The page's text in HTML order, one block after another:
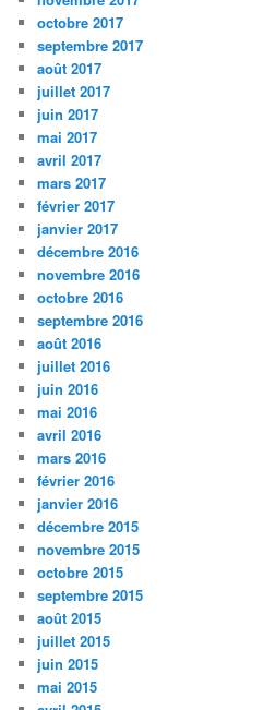
octobre 2017
septembre 2017
août 2017
juillet 2017
juin 2017
mai 2017
avril 2017
mars 2017
février 2017
janvier 2017
décembre 2016
novembre 2016
octobre 2016
septembre 2016
août 2016
juillet 2016
juin 2016
mai 2016
avril 2016
mars 2016
février 2016
janvier 2016
décembre 2015
novembre 2015
octobre 2015
septembre 2015
août 2015
juillet 2015
juin 2015
mai 2015